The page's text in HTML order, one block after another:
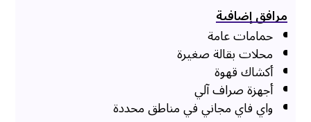
مرافق إضافية
حمامات عامة
محلات بقالة صغيرة
أكشاك قهوة
أجهزة صراف آلي
واي فاي مجاني في مناطق محددة